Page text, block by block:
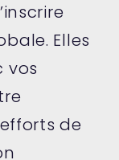
Elles
vos
de